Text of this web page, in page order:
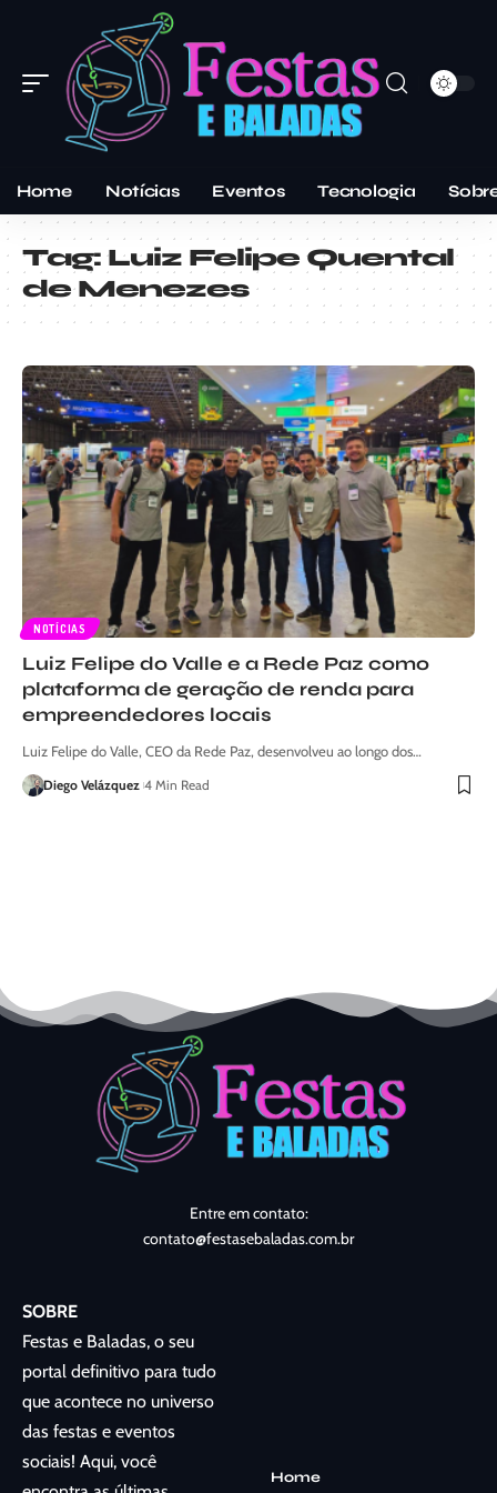
Home Notícias Eventos Tecnologia
Tag:Luiz Felipe Quental
de Menezes
NOTÍCIAS
Luiz Felipe do Valle e a Rede Paz como
plataforma de geração de renda para
empreendedores locais
Luiz Felipe do Valle, CEO da Rede Paz, desenvolveu ao longo dos…
Diego Velázquez 4 Min Read
Entre em contato:
contato@festasebaladas.com.br
SOBRE
Festas e Baladas, o seu
portal definitivo para tudo
que acontece no universo
das festas e eventos
sociais! Aqui, você
Home